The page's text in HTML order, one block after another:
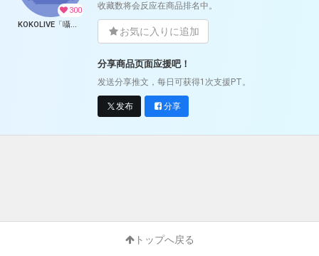
300
KOKOLIVE「囁きショウジョ グッズ通販」
收藏数将会反应在商品排名中。
お気に入りに追加
分享商品页面应援吧！
发送分享推文，每日可获得1次支援PT。
发布 分享
トップへ戻る